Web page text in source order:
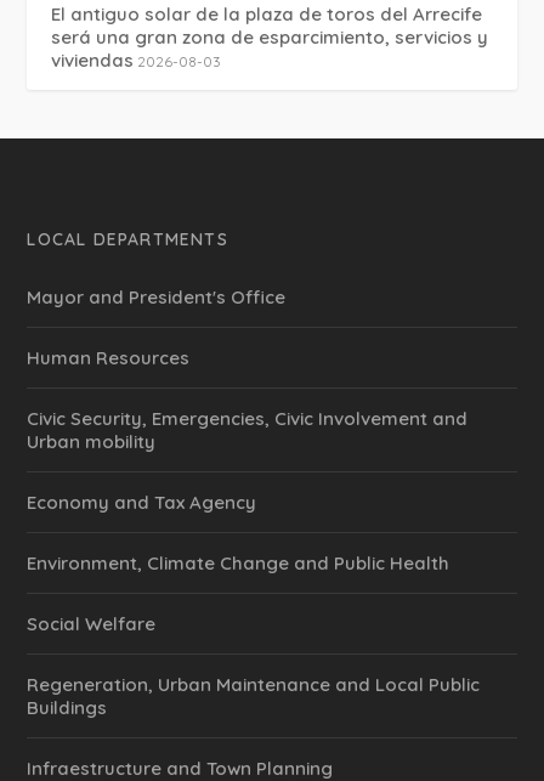
El antiguo solar de la plaza de toros del Arrecife
será una gran zona de esparcimiento, servicios y
viviendas 2026-08-03
LOCAL DEPARTMENTS
Mayor and President's Office
Human Resources
Civic Security, Emergencies, Civic Involvement and
Urban mobility
Economy and Tax Agency
Environment, Climate Change and Public Health
Social Welfare
Regeneration, Urban Maintenance and Local Public
Buildings
Infraestructure and Town Planning